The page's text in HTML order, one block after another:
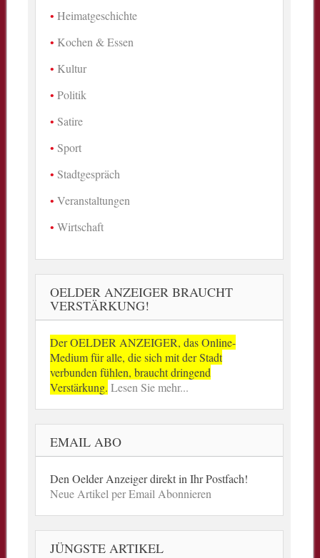
Heimatgeschichte
Kochen & Essen
Kultur
Politik
Satire
Sport
Stadtgespräch
Veranstaltungen
Wirtschaft
OELDER ANZEIGER BRAUCHT
VERSTÄRKUNG!
Der OELDER ANZEIGER, das Online-
Medium für alle, die sich mit der Stadt
verbunden fühlen, braucht dringend
Verstärkung. Lesen Sie mehr...
EMAIL ABO
Den Oelder Anzeiger direkt in Ihr Postfach!
Neue Artikel per Email Abonnieren
JÜNGSTE ARTIKEL